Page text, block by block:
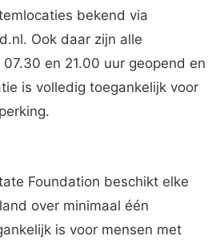
bekend via
Ook daar zijn alle
en 21.00 uur geopend en
is volledig toegankelijk voor
Foundation beschikt elke
over minimaal één
is voor mensen met